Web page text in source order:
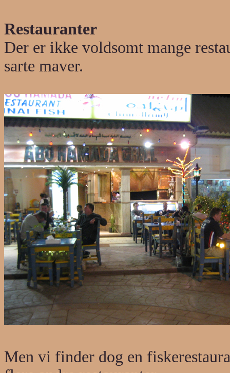
Restauranter
Der er ikke voldsomt mange
sarte maver.
Men vi finder dog en